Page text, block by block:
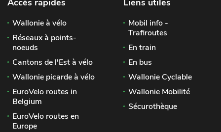
Accès rapides
Wallonie à vélo
Réseaux à points-
noeuds
Cantons de l'Est à vélo
Wallonie picarde à vélo
EuroVelo routes in
Belgium
EuroVelo routes en
Europe
Liens utiles
Mobil info -
Trafiroutes
En train
En bus
Wallonie Cyclable
Wallonie Mobilité
Sécurothèque